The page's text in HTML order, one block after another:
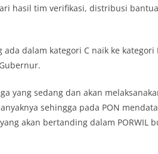
hasil tim verifikasi, distribusi
ada dalam kategori C naik ke kategori
yang sedang dan akan
sehingga pada PON
akan bertanding dalam PORWIL